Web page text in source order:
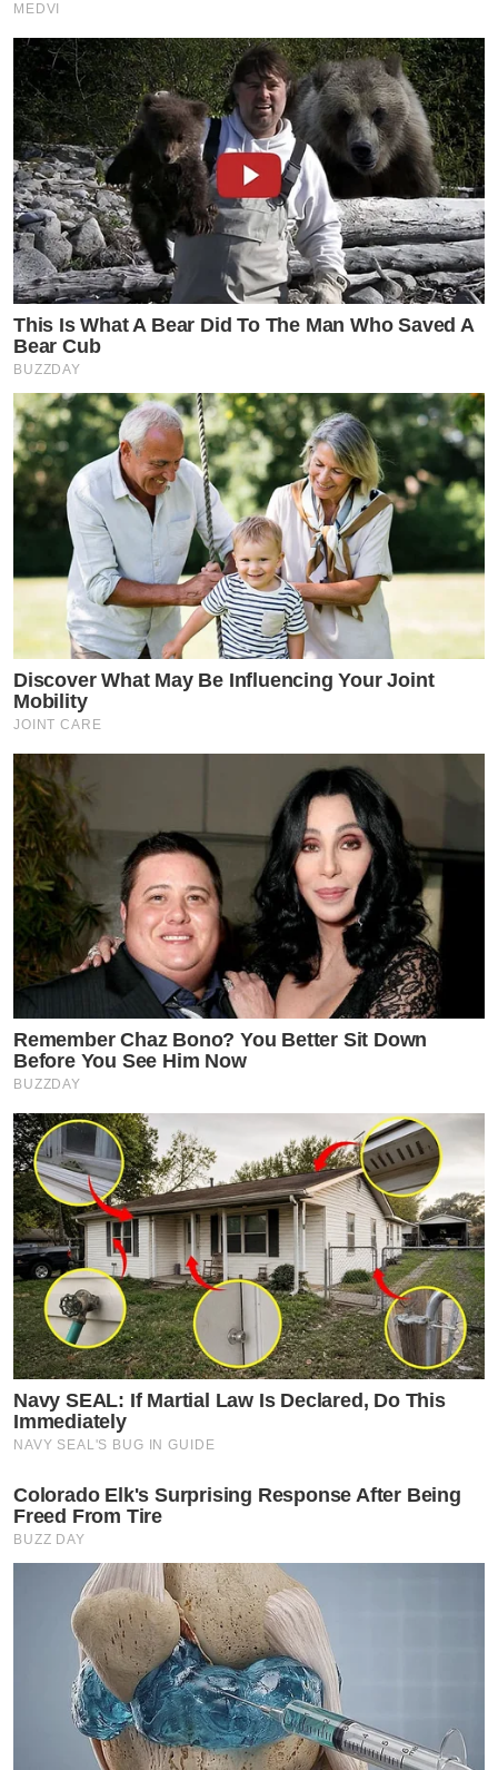
MEDVI
This Is What A Bear Did To The Man Who Saved A
Bear Cub
BUZZDAY
Discover What May Be Influencing Your Joint
Mobility
JOINT CARE
Remember Chaz Bono? You Better Sit Down
Before You See Him Now
BUZZDAY
Navy SEAL: If Martial Law Is Declared, Do This
Immediately
NAVY SEAL'S BUG IN GUIDE
Colorado Elk's Surprising Response After Being
Freed From Tire
BUZZ DAY